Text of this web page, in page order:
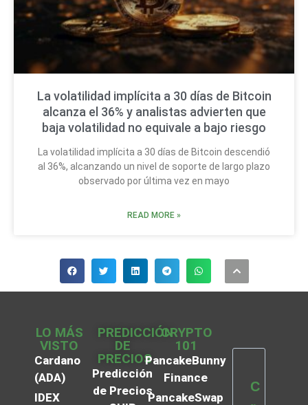
La volatilidad implícita a 30 días de Bitcoin
alcanza el 36% y analistas advierten que
baja volatilidad no equivale a bajo riesgo
La volatilidad implícita a 30 días de Bitcoin descendió
al 36%, alcanzando un nivel de soporte de largo plazo
observado por última vez en mayo
READ MORE »
LO MÁS
VISTO
Cardano
(ADA)
IDEX
PREDICCIÓN
DE
PRECIOS
Predicción
de Precios
CRYPTO
101
PancakeBunny
Finance
PancakeSwap
C